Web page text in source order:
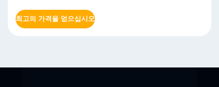
최고의 가격을 얻으십시오